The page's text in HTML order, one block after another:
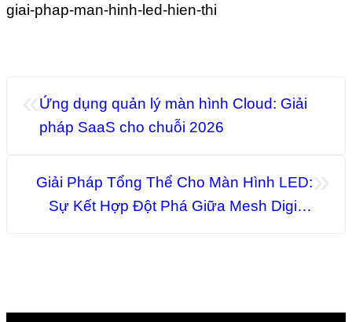
giai-phap-man-hinh-led-hien-thi
Ứng dụng quản lý màn hình Cloud: Giải
pháp SaaS cho chuỗi 2026
Giải Pháp Tổng Thể Cho Màn Hình LED:
Sự Kết Hợp Đột Phá Giữa Mesh Digital